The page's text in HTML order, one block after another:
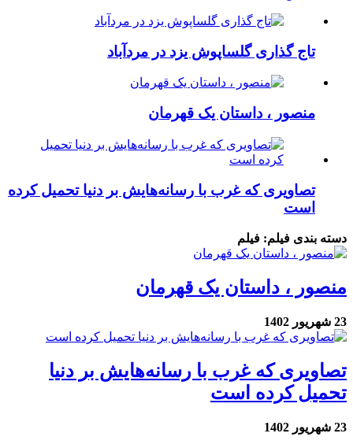
تاج گذاری گلساپوش یزد در مردآباد
منصور ، داستان یک قهرمان
تصاویری که غرب با رسانه‌هایش بر دنیا تحمیل کرده
است
دسته بندی فیلم: فیلم
منصور ، داستان یک قهرمان
23 شهریور 1402
تصاویری که غرب با رسانه‌هایش بر دنیا
تحمیل کرده است
23 شهریور 1402